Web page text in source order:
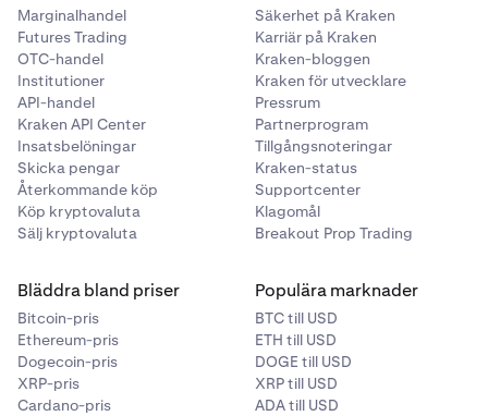
Marginalhandel
Futures Trading
OTC-handel
Institutioner
API-handel
Kraken API Center
Insatsbelöningar
Skicka pengar
Återkommande köp
Köp kryptovaluta
Sälj kryptovaluta
Säkerhet på Kraken
Karriär på Kraken
Kraken-bloggen
Kraken för utvecklare
Pressrum
Partnerprogram
Tillgångsnoteringar
Kraken-status
Supportcenter
Klagomål
Breakout Prop Trading
Bläddra bland priser
Bitcoin-pris
Ethereum-pris
Dogecoin-pris
XRP-pris
Cardano-pris
Populära marknader
BTC till USD
ETH till USD
DOGE till USD
XRP till USD
ADA till USD